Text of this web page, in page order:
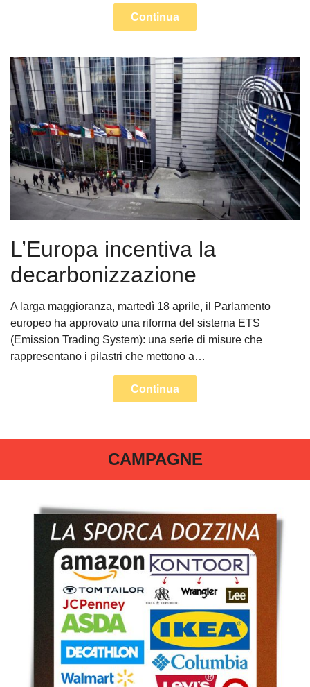
Continua
L’Europa incentiva la
decarbonizzazione
A larga maggioranza, martedì 18 aprile, il Parlamento
europeo ha approvato una riforma del sistema ETS
(Emission Trading System): una serie di misure che
rappresentano i pilastri che mettono a…
Continua
CAMPAGNE